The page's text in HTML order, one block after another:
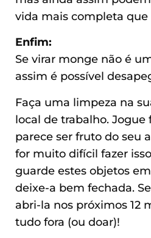
vida mais completa que
Enfim:
Se virar monge não é
assim é possível
Faça uma limpeza na
local de trabalho. Jogue
parece ser fruto do seu
for muito difícil fazer
guarde estes objetos
deixe-a bem fechada.
abri-la nos próximos 12
tudo fora (ou doar)!